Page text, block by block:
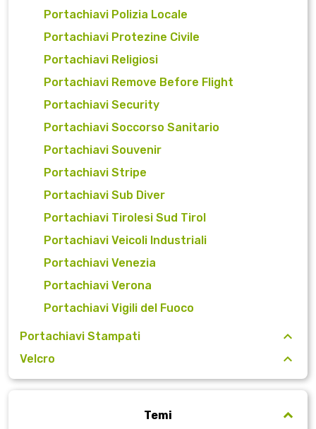
Portachiavi Polizia Locale
Portachiavi Protezine Civile
Portachiavi Religiosi
Portachiavi Remove Before Flight
Portachiavi Security
Portachiavi Soccorso Sanitario
Portachiavi Souvenir
Portachiavi Stripe
Portachiavi Sub Diver
Portachiavi Tirolesi Sud Tirol
Portachiavi Veicoli Industriali
Portachiavi Venezia
Portachiavi Verona
Portachiavi Vigili del Fuoco
Portachiavi Stampati
Velcro
Temi